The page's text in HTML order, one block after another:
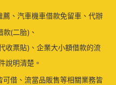
薦、汽車機車借款免留車、代辦
款(二胎)、
收票貼)、企業大小額借款的流
說明清楚。
借、流當品販售等相關業務皆